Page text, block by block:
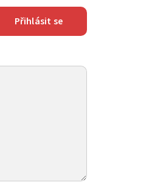
Přihlásit se